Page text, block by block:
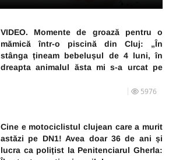
VIDEO. Momente de groază pentru o
mămică într-o piscină din Cluj: „În
stânga țineam bebelușul de 4 luni, în
dreapta animalul ăsta mi s-a urcat pe
5976
Cine e motociclistul clujean care a murit
astăzi pe DN1! Avea doar 36 de ani și
lucra ca polițist la Penitenciarul Gherla: